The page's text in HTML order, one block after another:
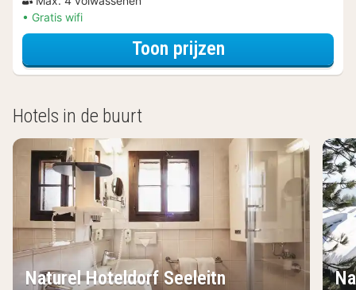
Gratis wifi
Toon prijzenvoor Familie
Hotels in de buurt
Naturel Hoteldorf Seeleitn